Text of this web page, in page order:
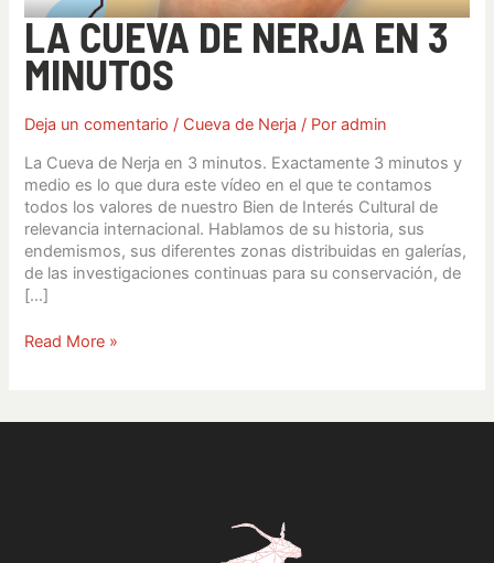
LA CUEVA DE NERJA EN 3
MINUTOS
Deja un comentario / Cueva de Nerja / Poradmin
La Cueva de Nerja en 3 minutos. Exactamente 3 minutos y
medio es lo que dura este vídeo en el que te contamos
todos los valores de nuestro Bien de Interés Cultural de
relevancia internacional. Hablamos de su historia, sus
endemismos, sus diferentes zonas distribuidas en galerías,
de las investigaciones continuas para su conservación, de
[…]
Read More »